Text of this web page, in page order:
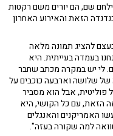
שם, הם יורים משם רקטות
הזאת והאירוע האחרון
להציג תמונה מלאה
בעמדה בעייתית. היא
לי יש במקרה מכתב שחבר
ברמה של שלושה וארבעה כוכבים על
אבל הוא מסביר
הזאת, עם כל הקושי, היא
האמריקנים והאנגלים
למה שקורה בעזה".